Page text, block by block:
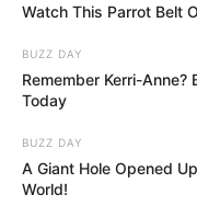
Watch This Parrot Belt
BUZZ DAY
Remember Kerri-Anne?
Today
BUZZ DAY
A Giant Hole Opened
World!